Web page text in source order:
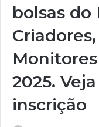
bolsas do
2025.
inscrição